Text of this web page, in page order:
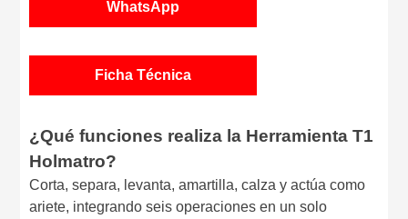
WhatsApp
Ficha Técnica
¿Qué funciones realiza la Herramienta T1
Holmatro?
Corta, separa, levanta, amartilla, calza y actúa como
ariete, integrando seis operaciones en un solo